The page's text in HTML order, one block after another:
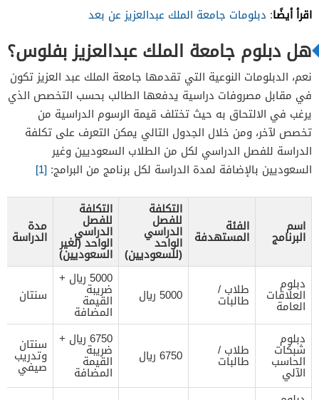
اقرأ أيضًا: دبلومات جامعة الملك عبدالعزيز عن بعد
هل دبلوم جامعة الملك عبدالعزيز بفلوس؟
نعم، الدبلومات النوعية التي تقدمها جامعة الملك عبد العزيز تكون
في مقابل مصروفات دراسية يدفعها الطالب بحسب التخصص الذي
يرغب في الالتحاق به حيث تختلف قيمة الرسوم الدراسية من
تخصص لآخر، ومن خلال الجدول التالي يمكن التعرف على تكلفة
الدراسة للفصل الدراسي لكل من الطلاب السعوديين وغير
السعوديين بالإضافة لمدة الدراسة لكل برنامج من البرامج: [1]
اسم
البرنامج
الفئة
المستهدفة
التكلفة
للفصل
الدراسي
الواحد
(للسعوديين)
التكلفة
للفصل
الدراسي
الواحد (لغير
السعوديين)
مدة
الدراسة
دبلوم
العلاقات
العامة
طلاب /
طالبات 5000 ريال
5000 ريال +
ضريبة
القيمة
المضافة
سنتان
دبلوم
شبكات
الحاسب
الآلي
طلاب /
طالبات 6750 ريال
6750 ريال +
ضريبة
القيمة
المضافة
سنتان
وتدريب
صيفي